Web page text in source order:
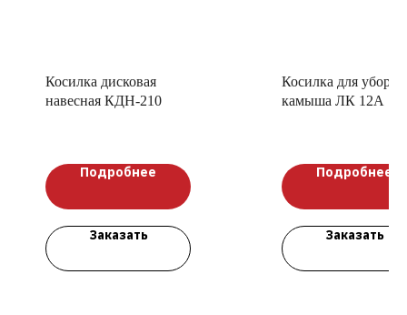
Косилка дисковая
навесная КДН-210
Подробнее
Заказать
Косилка для уборки
камыша ЛК 12А
Подробнее
Заказать